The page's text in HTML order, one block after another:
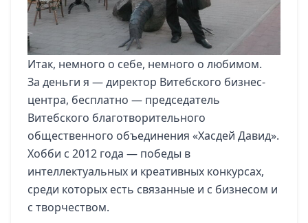
Итак, немного о себе, немного о любимом.
За деньги я — директор Витебского бизнес-
центра, бесплатно — председатель
Витебского благотворительного
общественного объединения «Хасдей Давид».
Хобби с 2012 года — победы в
интеллектуальных и креативных конкурсах,
среди которых есть связанные и с бизнесом и
с творчеством.